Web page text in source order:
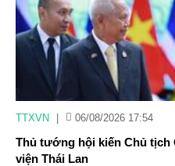
TTXVN 06/08/2026 17:54
Thủ tướng hội kiến Chủ tịch
viện Thái Lan